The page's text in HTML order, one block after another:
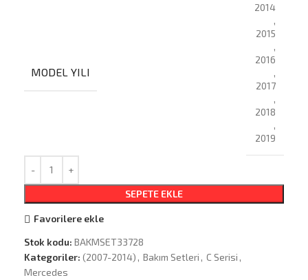
MODEL YILI
2014
,
2015
,
2016
,
2017
,
2018
,
2019
SEPETE EKLE
Favorilere ekle
Stok kodu: BAKMSET33728
Kategoriler: (2007-2014) , Bakım Setleri , C Serisi ,
Mercedes